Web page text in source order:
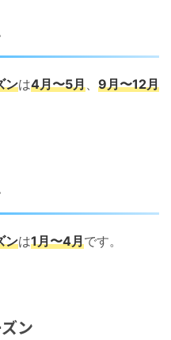
ンは4月〜5月、 9月〜12月
ンは1月〜4月です。
ン